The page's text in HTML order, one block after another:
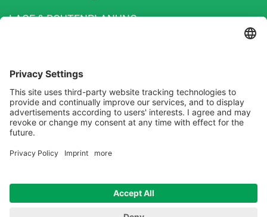
LAGE & ROUTENPLANUNG
Abonnieren Sie unseren
Newsletter
Melden Sie sich heute kostenlos an und werden Sie als
erster über neue Updates informiert.